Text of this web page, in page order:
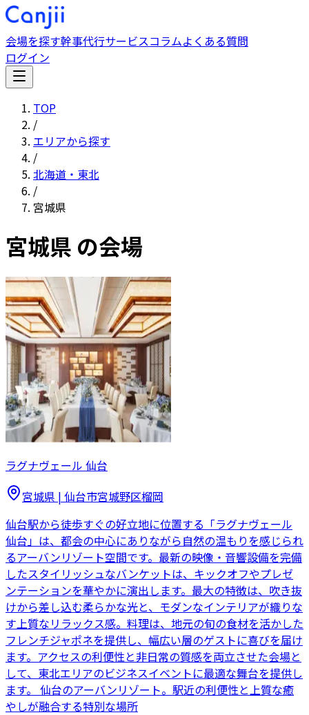
会場を探す幹事代行サービスコラムよくある質問
ログイン
TOP
/
エリアから探す
/
北海道・東北
/
宮城県
宮城県 の会場
ラグナヴェール 仙台
宮城県 | 仙台市宮城野区榴岡
仙台駅から徒歩すぐの好立地に位置する「ラグナヴェール
仙台」は、都会の中心にありながら自然の温もりを感じられ
るアーバンリゾート空間です。最新の映像・音響設備を完備
したスタイリッシュなバンケットは、キックオフやプレゼ
ンテーションを華やかに演出します。最大の特徴は、吹き抜
けから差し込む柔らかな光と、モダンなインテリアが織りな
す上質なリラックス感。料理は、地元の旬の食材を活かした
フレンチジャポネを提供し、幅広い層のゲストに喜びを届け
ます。アクセスの利便性と非日常の質感を両立させた会場と
して、東北エリアのビジネスイベントに最適な舞台を提供し
ます。 仙台のアーバンリゾート。駅近の利便性と上質な癒
やしが融合する特別な場所